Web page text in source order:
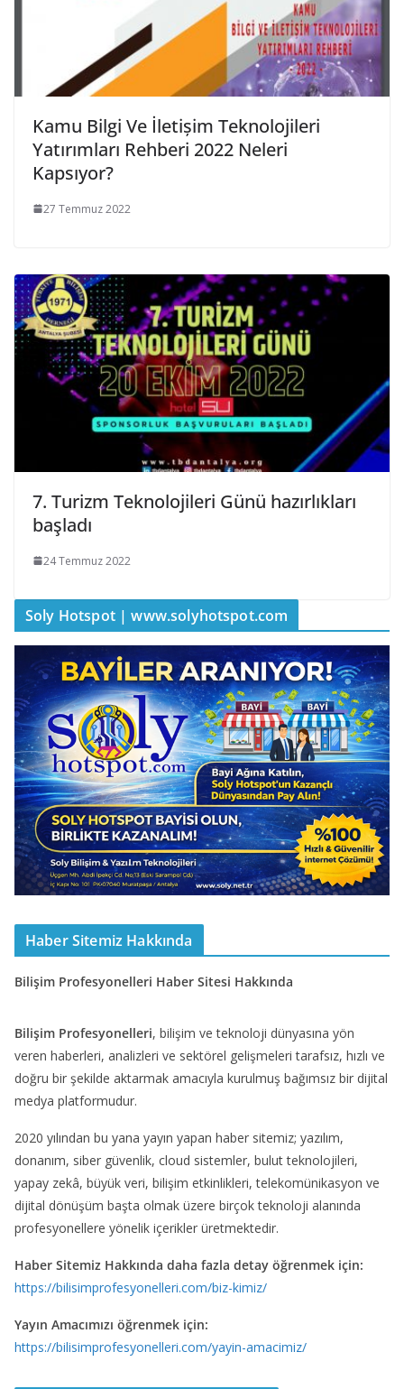
Kamu Bilgi Ve İletișim Teknolojileri
Yatırımları Rehberi 2022 Neleri
Kapsıyor?
27 Temmuz 2022
7. Turizm Teknolojileri Günü hazırlıkları
başladı
24 Temmuz 2022
Soly Hotspot | www.solyhotspot.com
Haber Sitemiz Hakkında
Bilişim Profesyonelleri Haber Sitesi Hakkında
Bilişim Profesyonelleri, bilişim ve teknoloji dünyasına yön
veren haberleri, analizleri ve sektörel gelişmeleri tarafsız, hızlı ve
doğru bir şekilde aktarmak amacıyla kurulmuş bağımsız bir dijital
medya platformudur.
2020 yılından bu yana yayın yapan haber sitemiz; yazılım,
donanım, siber güvenlik, cloud sistemler, bulut teknolojileri,
yapay zekâ, büyük veri, bilişim etkinlikleri, telekomünikasyon ve
dijital dönüşüm başta olmak üzere birçok teknoloji alanında
profesyonellere yönelik içerikler üretmektedir.
Haber Sitemiz Hakkında daha fazla detay öğrenmek için:
https://bilisimprofesyonelleri.com/biz-kimiz/
Yayın Amacımızı öğrenmek için:
https://bilisimprofesyonelleri.com/yayin-amacimiz/